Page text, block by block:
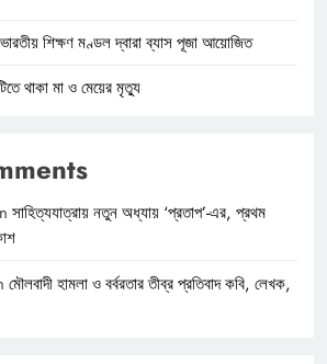
শিক্ষণ মণ্ডল দ্বারা ব্যাস পূজা আয়োজিত
থাকা মা ও মেয়ের মৃত্যু
সাহিত্যযাত্রায় নতুন অধ্যায় ‘প্রতাপ’-এর, প্রথম
মৌলবাদী হামলা ও বর্বরতার তীব্র প্রতিবাদ কবি, লেখক,